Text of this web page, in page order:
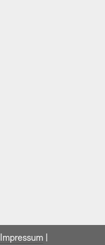
Impressum